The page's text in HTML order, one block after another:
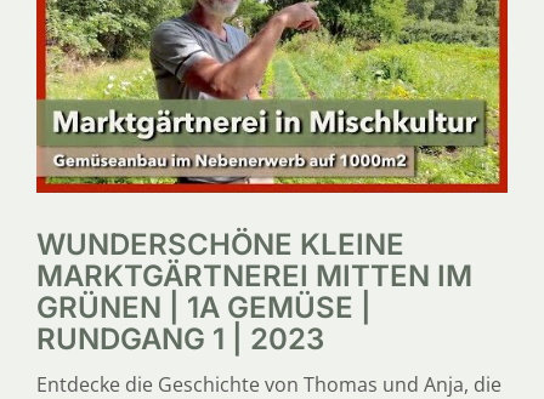
SERVICE
ÜBER UNS
WUNDERSCHÖNE KLEINE
MARKTGÄRTNEREI MITTEN IM
GRÜNEN | 1A GEMÜSE |
RUNDGANG 1 | 2023
Entdecke die Geschichte von Thomas und Anja, die